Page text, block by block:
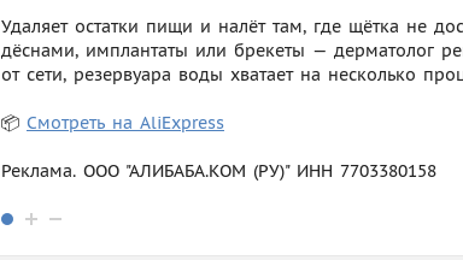
Удаляет остатки пищи и налёт там, где щётка не
дёснами, имплантаты или брекеты — дерматолог
от сети, резервуара воды хватает на несколько
📦 Смотреть на AliExpress
Реклама. ООО "АЛИБАБА.КОМ (РУ)" ИНН 7703380158